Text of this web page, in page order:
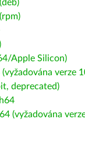
Apple Silicon)
(vyžadována verze
deprecated)
(vyžadována